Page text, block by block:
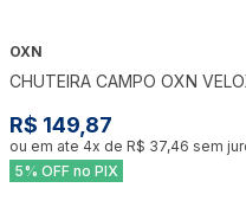
OXN
CHUTEIRA CAMPO OXN
R$ 149,87
ou em ate 4x de R$ 37,46 sem
5% OFF no PIX